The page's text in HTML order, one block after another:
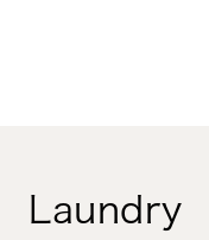
Laundry